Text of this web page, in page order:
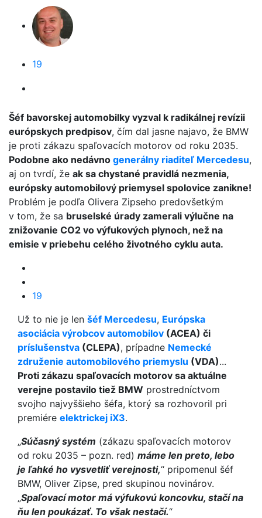
19
Šéf bavorskej automobilky vyzval k radikálnej revízii
európskych predpisov, čím dal jasne najavo, že BMW
je proti zákazu spaľovacích motorov od roku 2035.
Podobne ako nedávno generálny riaditeľ Mercedesu,
aj on tvrdí, že ak sa chystané pravidlá nezmenia,
európsky automobilový priemysel spolovice zanikne!
Problém je podľa Olivera Zipseho predovšetkým
v tom, že sa bruselské úrady zamerali výlučne na
znižovanie CO2 vo výfukových plynoch, než na
emisie v priebehu celého životného cyklu auta.
19
Už to nie je len šéf Mercedesu, Európska
asociácia výrobcov automobilov (ACEA) či
príslušenstva (CLEPA), prípadne Nemecké
združenie automobilového priemyslu (VDA)...
Proti zákazu spaľovacích motorov sa aktuálne
verejne postavilo tiež BMW prostredníctvom
svojho najvyššieho šéfa, ktorý sa rozhovoril pri
premiére elektrickej iX3.
„Súčasný systém (zákazu spaľovacích motorov
od roku 2035 – pozn. red) máme len preto, lebo
je ľahké ho vysvetliť verejnosti,“ pripomenul šéf
BMW, Oliver Zipse, pred skupinou novinárov.
„Spaľovací motor má výfukovú koncovku, stačí na
ňu len poukázať. To však nestačí.“